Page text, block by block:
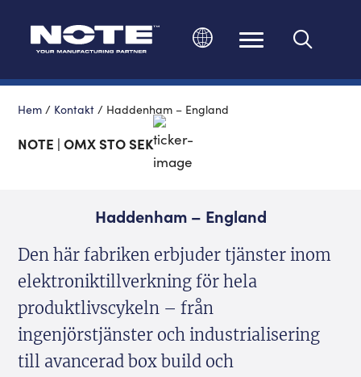
Hem / Kontakt / Haddenham – England
NOTE | OMX STO SEK
Haddenham – England
Den här fabriken erbjuder tjänster inom
elektroniktillverkning för hela
produktlivscykeln – från
ingenjörstjänster och industrialisering
till avancerad box build och